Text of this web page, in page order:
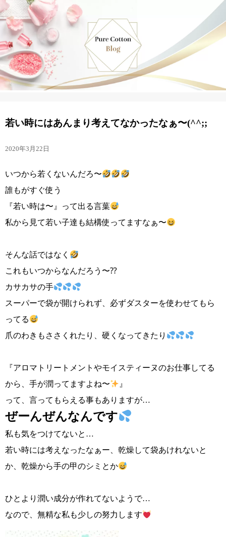
若い時にはあんまり考えてなかったなぁ〜(^^;;
2020年3月22日
いつから若くないんだろ〜
誰もがすぐ使う
『若い時は〜』って出る言葉
私から見て若い子達も結構使ってますなぁ〜
そんな話ではなく
これもいつからなんだろう〜⁇
カサカサの手
スーパーで袋が開けられず、必ずダスターを使わせてもら
ってる
爪のわきもささくれたり、硬くなってきたり
『アロマトリートメントやモイスティーヌのお仕事してる
から、手が潤ってますよね〜
』
って、言ってもらえる事もありますが…
ぜーんぜんなんです
私も気をつけてないと…
若い時には考えなったなぁー、乾燥して袋あけれないと
か、乾燥から手の甲のシミとか
ひとより潤い成分が作れてないようで…
なので、無精な私も少しの努力します